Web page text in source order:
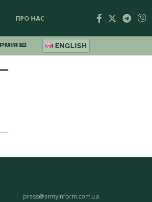
ПРО НАС
ENGLISH
press@armyinform.com.ua